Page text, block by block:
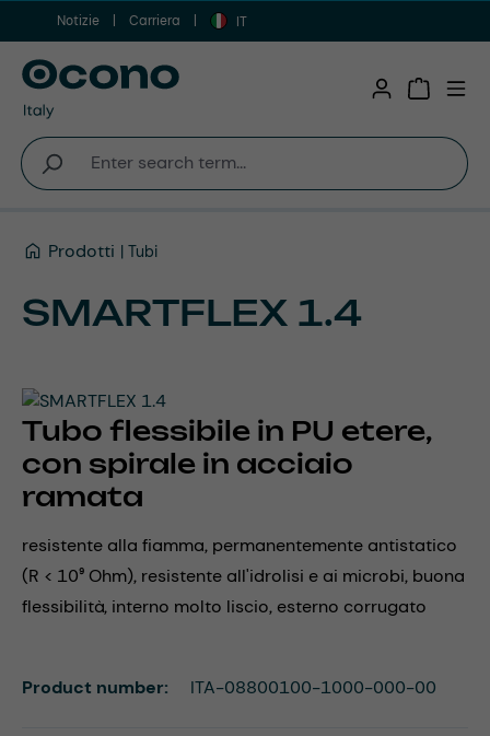
Vai al contenuto principale
Notizie Carriera IT
Prodotti Tubi
SMARTFLEX 1.4
Tubo flessibile in PU etere,
con spirale in acciaio
ramata
resistente alla fiamma, permanentemente antistatico
(R < 10⁹ Ohm), resistente all'idrolisi e ai microbi, buona
flessibilità, interno molto liscio, esterno corrugato
Product number: ITA-08800100-1000-000-00